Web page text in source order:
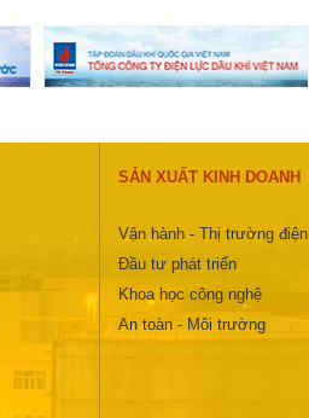
SẢN XUẤT KINH DOANH
Vận hành - Thị trường điện
Đầu tư phát triển
Khoa học công nghệ
An toàn - Môi trường